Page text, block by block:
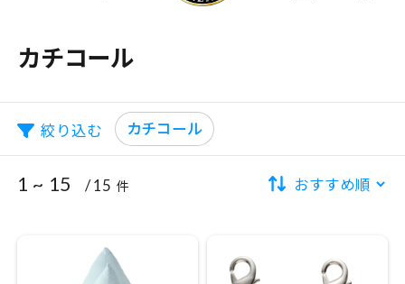
カチコール
絞り込む カチコール
1 ~ 15 / 15 件